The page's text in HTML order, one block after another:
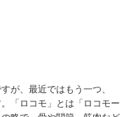
が、最近ではもう一つ、
「ロコモ」とは「ロコモー